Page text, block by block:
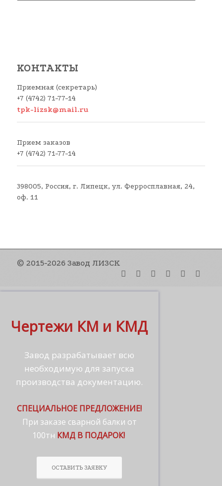
КОНТАКТЫ
Приемная (секретарь)
+7 (4742) 71-77-14
tpk-lizsk@mail.ru
Прием заказов
+7 (4742) 71-77-14
398005, Россия, г. Липецк, ул. Ферросплавная, 24,
оф. 11
© 2015-2026 Завод ЛИЗСК
Чертежи КМ и КМД
Завод разрабатывает всю
необходимую для запуска
производства документацию.
СПЕЦИАЛЬНОЕ ПРЕДЛОЖЕНИЕ!
При заказе сварной балки от
100тн КМД В ПОДАРОК!
ОСТАВИТЬ ЗАЯВКУ